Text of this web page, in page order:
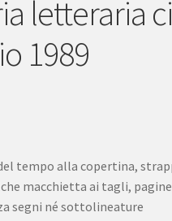
letteraria
1989
del tempo alla copertina,
macchietta ai tagli,
segni né sottolineature